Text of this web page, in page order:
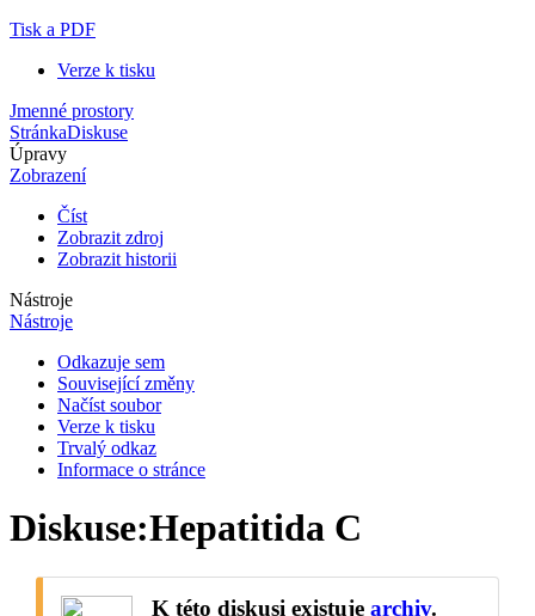
Tisk a PDF
Verze k tisku
Jmenné prostory
StránkaDiskuse
Úpravy
Zobrazení
Číst
Zobrazit zdroj
Zobrazit historii
Nástroje
Nástroje
Odkazuje sem
Související změny
Načíst soubor
Verze k tisku
Trvalý odkaz
Informace o stránce
Diskuse:Hepatitida C
K této diskusi existuje archiv.